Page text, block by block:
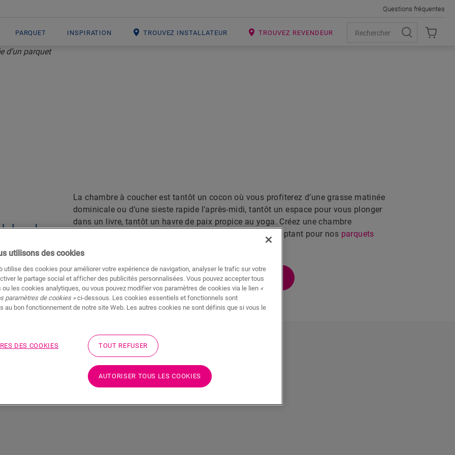
PARQUET INSPIRATION TROUVEZ INSTALLATEUR TROUVEZ REVENDEUR
Questions fréquentes
du
La chambre à coucher est tantôt un cocon où vous profiterez d’une grasse matinée
dominicale ou d’une sieste rapide l’après-midi, tantôt un espace pour vous plonger
dans un livre, tantôt un havre de paix propice au yoga. Créez une chambre
chaleureuse et confortable, comme dans vos rêves, en optant pour nos parquets
DÉCOUVRIR TOUS LES PARQUETS DE CHAMBRE
tous les parquets de chambre
utilisons des cookies
utilise des cookies pour améliorer votre expérience de navigation, analyser le trafic sur votre
le partage social et afficher des publicités personnalisées. Vous pouvez accepter tous
ou les cookies analytiques, ou vous pouvez modifier vos paramètres de cookies via le lien «
paramètres de cookies »ci-dessous. Les cookies essentiels et fonctionnels sont
au bon fonctionnement de notre site Web. Les autres cookies ne sont définis que si vous le
DES COOKIES TOUT REFUSER
AUTORISER TOUS LES COOKIES